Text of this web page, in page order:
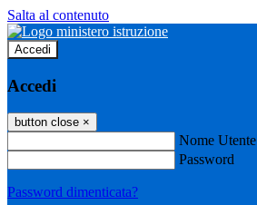
Salta al contenuto
Accedi
Accedi
button close ×
Nome Utente
Password
Password dimenticata?